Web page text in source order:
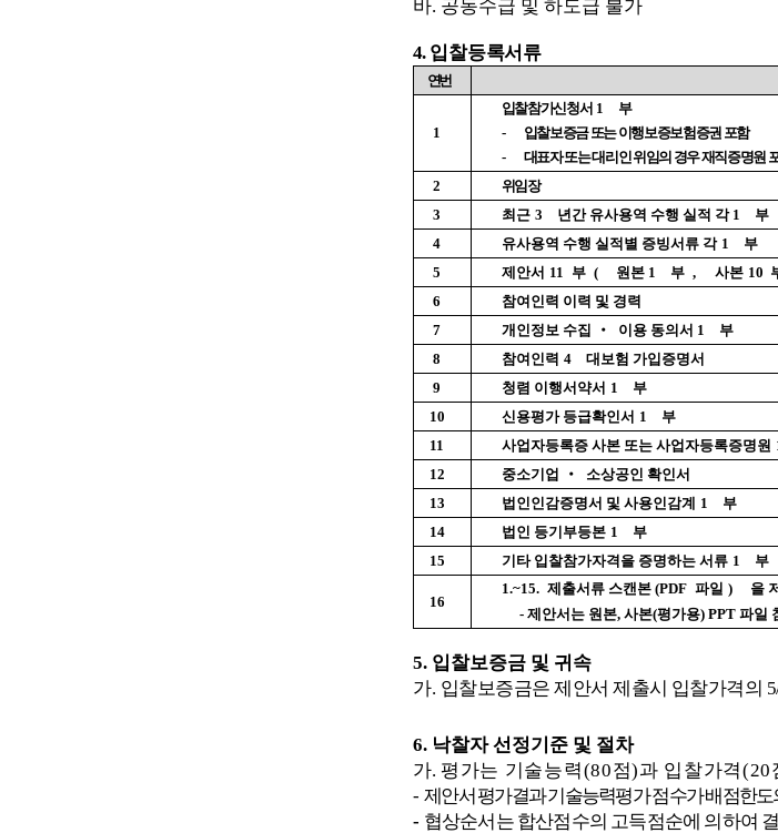
바. 공동수급 및 하도급 불가
4. 입찰등록서류
연번
1
입찰참가신청서 1
부
-
입찰보증금 또는 이행보증보험증권 포함
-
대표자 또는 대리인 위임의 경우 재직증명원
2 위임장
3
최근 3 년간 유사용역 수행 실적 각 1 부
4
유사용역 수행 실적별 증빙서류 각 1 부
5
제안서 11 부 ( 원본 1 부 , 사본 10
6
참여인력 이력 및 경력
7
개인정보 수집 ‧ 이용 동의서 1 부
8
참여인력 4 대보험 가입증명서
9
청렴 이행서약서 1 부
10
신용평가 등급확인서 1 부
11
사업자등록증 사본 또는 사업자등록증명원
12
중소기업 ‧ 소상공인 확인서
13
법인인감증명서 및 사용인감계 1 부
14
법인 등기부등본 1 부
15
기타 입찰참가자격을 증명하는 서류 1 부
16
1.~15. 제출서류 스캔본 (PDF 파일 ) 을
- 제안서는 원본, 사본(평가용) PPT 파일
5. 입찰보증금 및 귀속
가. 입찰보증금은 제안서 제출시 입찰가격의
6. 낙찰자 선정기준 및 절차
가. 평가는 기술능력(80점)과 입찰가격(20
- 제안서 평가결과 기술능력평가 점수가 배점한도
- 협상순서는 합산점수의 고득점순에 의하여